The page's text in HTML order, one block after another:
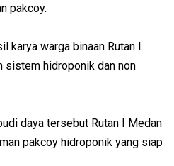
pakcoy.
karya warga binaan Rutan I
sistem hidroponik dan non
daya tersebut Rutan I Medan
pakcoy hidroponik yang siap